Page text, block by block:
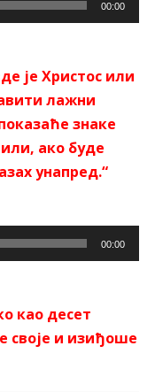
00:00
је Христос или
лажни
знаке
ако буде
унапред.“
00:00
као десет
своје и изиђоше